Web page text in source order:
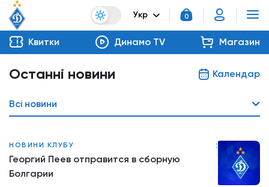
Укр 0
Квитки Динамо TV Магазин
Останні новини
Всі новини
Календар
:
НОВИНИ КЛУБУ
Георгий Пеев отправится в сборную
Болгарии